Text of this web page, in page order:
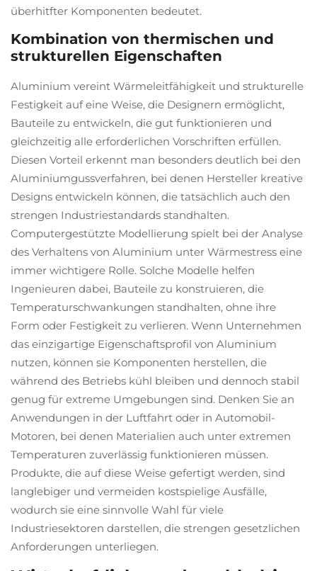
überhitfter Komponenten bedeutet.
Kombination von thermischen und
strukturellen Eigenschaften
Aluminium vereint Wärmeleitfähigkeit und strukturelle
Festigkeit auf eine Weise, die Designern ermöglicht,
Bauteile zu entwickeln, die gut funktionieren und
gleichzeitig alle erforderlichen Vorschriften erfüllen.
Diesen Vorteil erkennt man besonders deutlich bei den
Aluminiumgussverfahren, bei denen Hersteller kreative
Designs entwickeln können, die tatsächlich auch den
strengen Industriestandards standhalten.
Computergestützte Modellierung spielt bei der Analyse
des Verhaltens von Aluminium unter Wärmestress eine
immer wichtigere Rolle. Solche Modelle helfen
Ingenieuren dabei, Bauteile zu konstruieren, die
Temperaturschwankungen standhalten, ohne ihre
Form oder Festigkeit zu verlieren. Wenn Unternehmen
das einzigartige Eigenschaftsprofil von Aluminium
nutzen, können sie Komponenten herstellen, die
während des Betriebs kühl bleiben und dennoch stabil
genug für extreme Umgebungen sind. Denken Sie an
Anwendungen in der Luftfahrt oder in Automobil-
Motoren, bei denen Materialien auch unter extremen
Temperaturen zuverlässig funktionieren müssen.
Produkte, die auf diese Weise gefertigt werden, sind
langlebiger und vermeiden kostspielige Ausfälle,
wodurch sie eine sinnvolle Wahl für viele
Industriesektoren darstellen, die strengen gesetzlichen
Anforderungen unterliegen.